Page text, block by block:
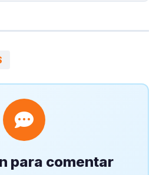
para comentar